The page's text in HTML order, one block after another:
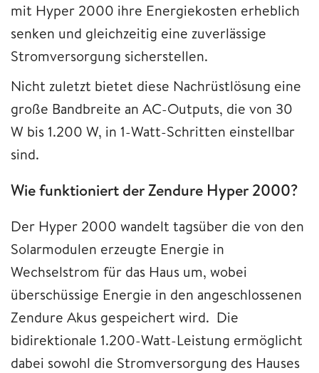
mit Hyper 2000 ihre Energiekosten erheblich
senken und gleichzeitig eine zuverlässige
Stromversorgung sicherstellen.
Nicht zuletzt bietet diese Nachrüstlösung eine
große Bandbreite an AC-Outputs, die von 30
W bis 1.200 W, in 1-Watt-Schritten einstellbar
sind.
Wie funktioniert der Zendure Hyper 2000?
Der Hyper 2000 wandelt tagsüber die von den
Solarmodulen erzeugte Energie in
Wechselstrom für das Haus um, wobei
überschüssige Energie in den angeschlossenen
Zendure Akus gespeichert wird. Die
bidirektionale 1.200-Watt-Leistung ermöglicht
dabei sowohl die Stromversorgung des Hauses